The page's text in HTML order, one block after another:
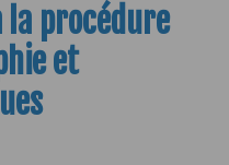
la procédure
et